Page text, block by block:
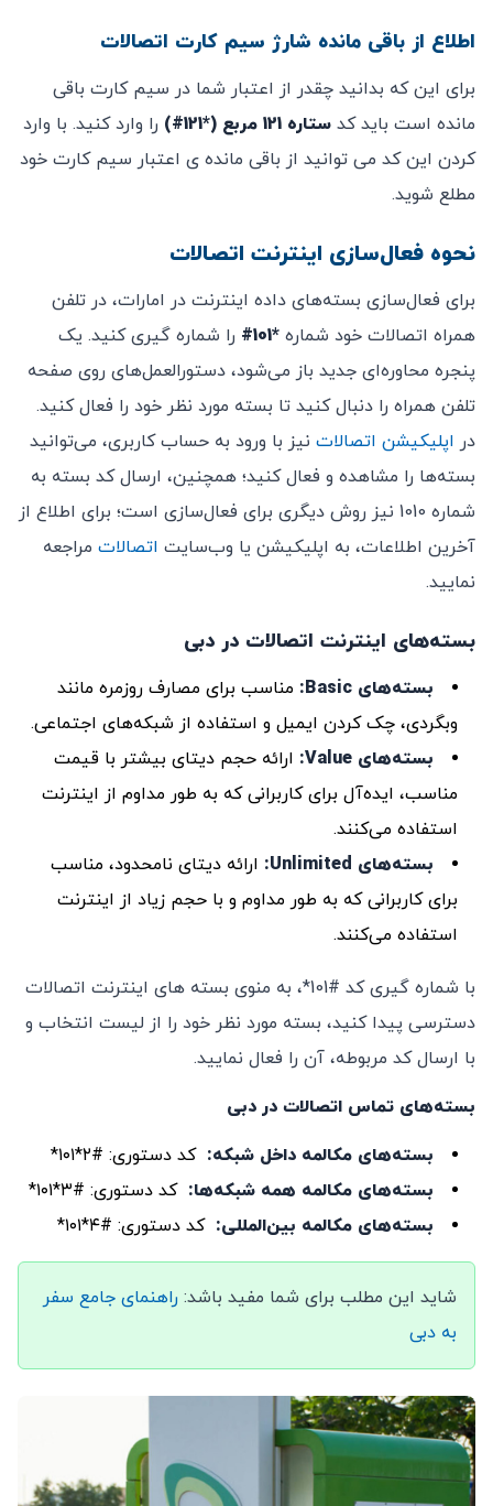
اطلاع از باقی مانده شارژ سیم کارت اتصالات
برای این که بدانید چقدر از اعتبار شما در سیم کارت باقی
مانده است باید کد ستاره 121 مربع (*121#)
را وارد کنید. با وارد
کردن این کد می توانید از باقی مانده ی اعتبار سیم کارت خود
مطلع شوید.
نحوه فعال‌سازی اینترنت اتصالات
برای فعال‌سازی بسته‌های داده اینترنت در امارات، در تلفن
همراه اتصالات خود شماره *101#
را شماره گیری کنید. یک
پنجره محاوره‌ای جدید باز می‌شود، دستورالعمل‌های روی صفحه
تلفن همراه را دنبال کنید تا بسته مورد نظر خود را فعال کنید.
در اپلیکیشن اتصالات نیز با ورود به حساب کاربری، می‌توانید
بسته‌ها را مشاهده و فعال کنید؛ همچنین، ارسال کد بسته به
شماره 1010 نیز روش دیگری برای فعال‌سازی است؛ برای اطلاع از
آخرین اطلاعات، به اپلیکیشن یا وب‌سایت اتصالات مراجعه
نمایید.
بسته‌های اینترنت اتصالات در دبی
بسته‌های Basic:
مناسب برای مصارف روزمره مانند
وبگردی، چک کردن ایمیل و استفاده از شبکه‌های اجتماعی.
بسته‌های Value:
ارائه حجم دیتای بیشتر با قیمت
مناسب، ایده‌آل برای کاربرانی که به طور مداوم از اینترنت
استفاده می‌کنند.
بسته‌های
: ارائه دیتای نامحدود، مناسب
برای کاربرانی که به طور مداوم و با حجم زیاد از اینترنت
استفاده می‌کنند.
با شماره گیری کد #101*، به منوی بسته های اینترنت اتصالات
دسترسی پیدا کنید، بسته مورد نظر خود را از لیست انتخاب و
با ارسال کد مربوطه، آن را فعال نمایید.
بسته‌های تماس اتصالات در دبی
بسته‌های مکالمه داخل شبکه: کد دستوری: #۲*۱۰۱*
بسته‌های مکالمه همه شبکه‌ها: کد دستوری: #۳*۱۰۱*
بسته‌های مکالمه بین‌المللی: کد دستوری: #۴*۱۰۱*
شاید این مطلب برای شما مفید باشد: راهنمای جامع سفر
به دبی